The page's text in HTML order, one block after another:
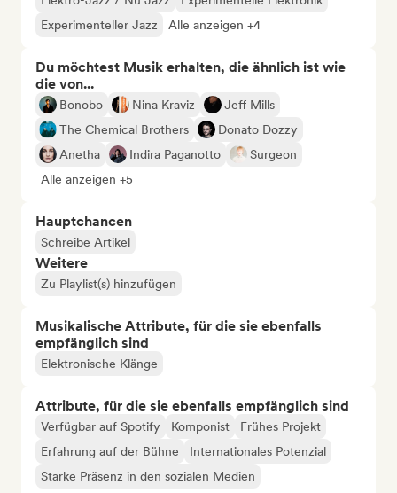
Experimenteller Jazz
Alle anzeigen +4
Du möchtest Musik erhalten, die ähnlich ist wie
die von...
Bonobo Nina Kraviz
Jeff Mills
The Chemical Brothers
Donato Dozzy
Anetha
Indira Paganotto
Surgeon
Alle anzeigen +5
Hauptchancen
Schreibe Artikel
Weitere
Zu Playlist(s) hinzufügen
Musikalische Attribute, für die sie ebenfalls
empfänglich sind
Elektronische Klänge
Attribute, für die sie ebenfalls empfänglich sind
Verfügbar auf Spotify Komponist
Frühes Projekt
Erfahrung auf der Bühne
Internationales Potenzial
Starke Präsenz in den sozialen Medien